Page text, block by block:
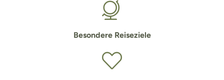
Besondere Reiseziele